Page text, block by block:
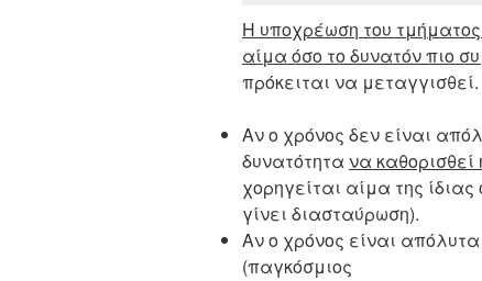
Η υποχρέωση του
αίμα όσο το δυνατόν πιο
πρόκειται να μεταγγισθεί.
Αν o χρόνος δεν είναι
δυνατότητα να
χορηγείται αίμα της
γίνει διασταύρωση).
Αν o χρόνος είναι
(παγκόσμιος